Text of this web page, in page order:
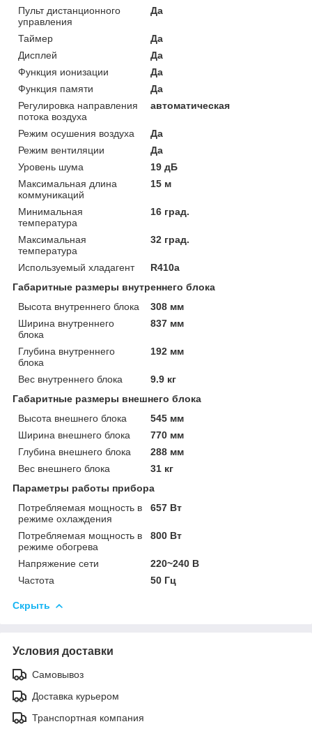
Пульт дистанционного
управления
Да
Таймер
Да
Дисплей
Да
Функция ионизации
Да
Функция памяти
Да
Регулировка направления
потока воздуха
автоматическая
Режим осушения воздуха
Да
Режим вентиляции
Да
Уровень шума
19 дБ
Максимальная длина
коммуникаций
15 м
Минимальная
температура
16 град.
Максимальная
температура
32 град.
Используемый хладагент
R410a
Габаритные размеры внутреннего блока
Высота внутреннего блока
308 мм
Ширина внутреннего
блока
837 мм
Глубина внутреннего
блока
192 мм
Вес внутреннего блока
9.9 кг
Габаритные размеры внешнего блока
Высота внешнего блока
545 мм
Ширина внешнего блока
770 мм
Глубина внешнего блока
288 мм
Вес внешнего блока
31 кг
Параметры работы прибора
Потребляемая мощность в
режиме охлаждения
657 Вт
Потребляемая мощность в
режиме обогрева
800 Вт
Напряжение сети
220~240 В
Частота
50 Гц
Скрыть
Условия доставки
Самовывоз
Доставка курьером
Транспортная компания